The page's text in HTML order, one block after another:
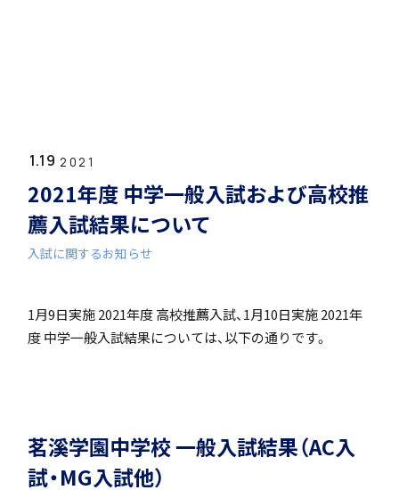
1.19 2021
2021年度 中学一般入試および高校推
薦入試結果について
入試に関するお知らせ
1月9日実施 2021年度 高校推薦入試、1月10日実施 2021年
度 中学一般入試結果については、以下の通りです。
茗溪学園中学校 一般入試結果（AC入
試・MG入試他）
学校長挨拶